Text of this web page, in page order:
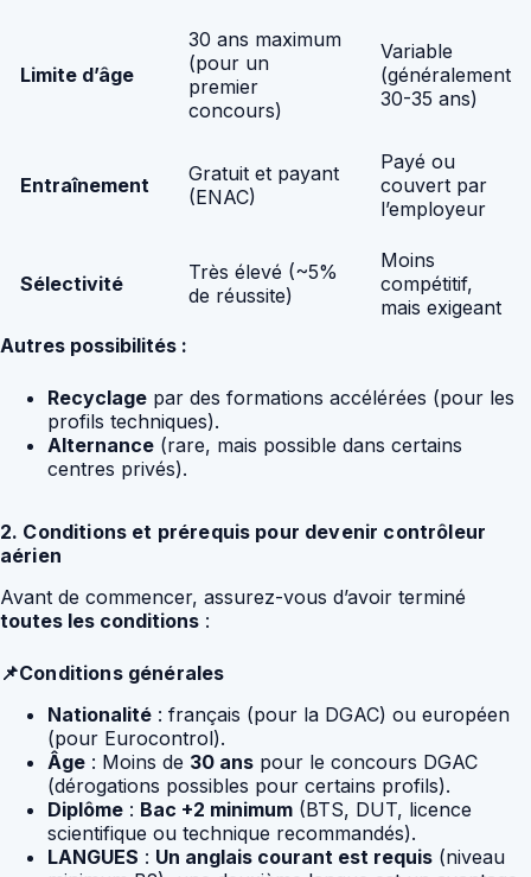
Limite d’âge
30 ans maximum
(pour un
premier
concours)
Variable
(généralement
30-35 ans)
Entraînement
Gratuit et payant
(ENAC)
Payé ou
couvert par
l’employeur
Sélectivité
Très élevé (~5%
de réussite)
Moins
compétitif,
mais exigeant
Autres possibilités :
Recyclage par des formations accélérées (pour les
profils techniques).
Alternance (rare, mais possible dans certains
centres privés).
2. Conditions et prérequis pour devenir contrôleur
aérien
Avant de commencer, assurez-vous d’avoir terminé
toutes les conditions :
📌Conditions générales
Nationalité : français (pour la DGAC) ou européen
(pour Eurocontrol).
Âge : Moins de 30 ans pour le concours DGAC
(dérogations possibles pour certains profils).
Diplôme : Bac +2 minimum (BTS, DUT, licence
scientifique ou technique recommandés).
LANGUES : Un anglais courant est requis (niveau